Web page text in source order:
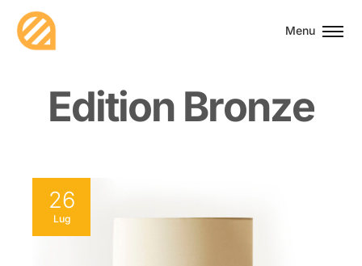
Menu
Edition Bronze
26
Lug